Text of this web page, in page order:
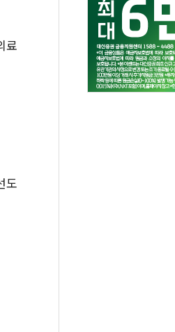
료
도